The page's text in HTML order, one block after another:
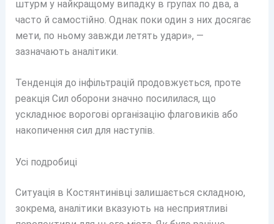
штурм у найкращому випадку в групах по два, а
часто й самостійно. Однак поки один з них досягає
мети, по ньому завжди летять удари», —
зазначають аналітики.
Тенденція до інфільтрацій продовжується, проте
реакція Сил оборони значно посилилася, що
ускладнює ворогові організацію флаговиків або
накопичення сил для наступів.
Усі подробиці
Ситуація в Костянтинівці залишається складною,
зокрема, аналітики вказують на несприятливі